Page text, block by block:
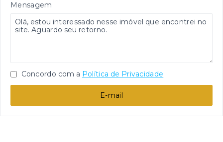
Mensagem
Concordo com a Política de Privacidade
E-mail